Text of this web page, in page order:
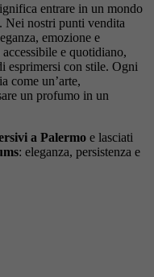
entrare in un mondo
Nei nostri punti vendita
emozione e
e quotidiano,
esprimersi con stile. Ogni
come un’arte,
un profumo in un
a Palermo e lasciati
: eleganza, persistenza e